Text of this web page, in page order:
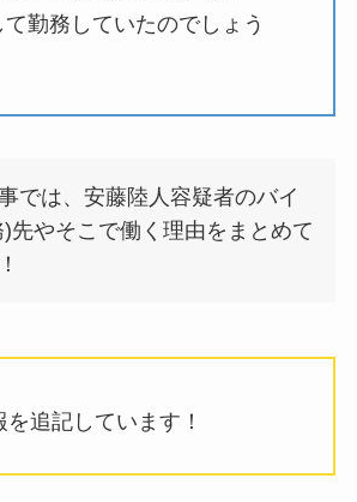
て勤務していたのでしょう
では、安藤陸人容疑者のバイ
)先やそこで働く理由をまとめて
追記しています！